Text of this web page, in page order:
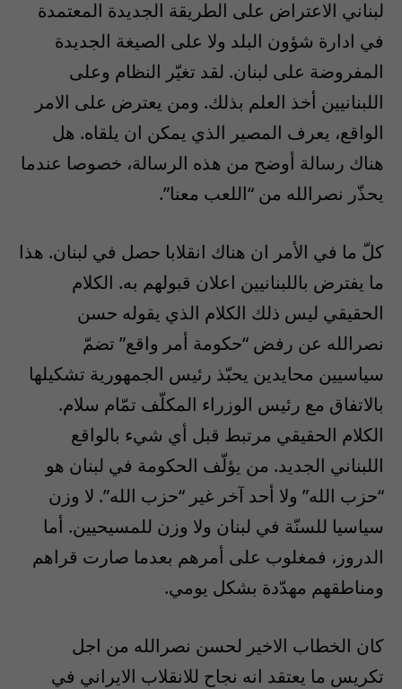
لبناني الاعتراض على الطريقة الجديدة المعتمدة
في ادارة شؤون البلد ولا على الصيغة الجديدة
المفروضة على لبنان. لقد تغيّر النظام وعلى
اللبنانيين أخذ العلم بذلك. ومن يعترض على الامر
الواقع، يعرف المصير الذي يمكن ان يلقاه. هل
هناك رسالة أوضح من هذه الرسالة، خصوصا عندما
يحذّر نصرالله من “اللعب معنا”.
كلّ ما في الأمر ان هناك انقلابا حصل في لبنان. هذا
ما يفترض باللبنانيين اعلان قبولهم به. الكلام
الحقيقي ليس ذلك الكلام الذي يقوله حسن
نصرالله عن رفض “حكومة أمر واقع” تضمّ
سياسيين محايدين يحبّذ رئيس الجمهورية تشكيلها
بالاتفاق مع رئيس الوزراء المكلّف تمّام سلام.
الكلام الحقيقي مرتبط قبل أي شيء بالواقع
اللبناني الجديد. من يؤلّف الحكومة في لبنان هو
“حزب الله” ولا أحد آخر غير “حزب الله”. لا وزن
سياسيا للسنّة في لبنان ولا وزن للمسيحيين. أما
الدروز، فمغلوب على أمرهم بعدما صارت قراهم
ومناطقهم مهدّدة بشكل يومي.
كان الخطاب الاخير لحسن نصرالله من اجل
تكريس ما يعتقد انه نجاح للانقلاب الايراني في